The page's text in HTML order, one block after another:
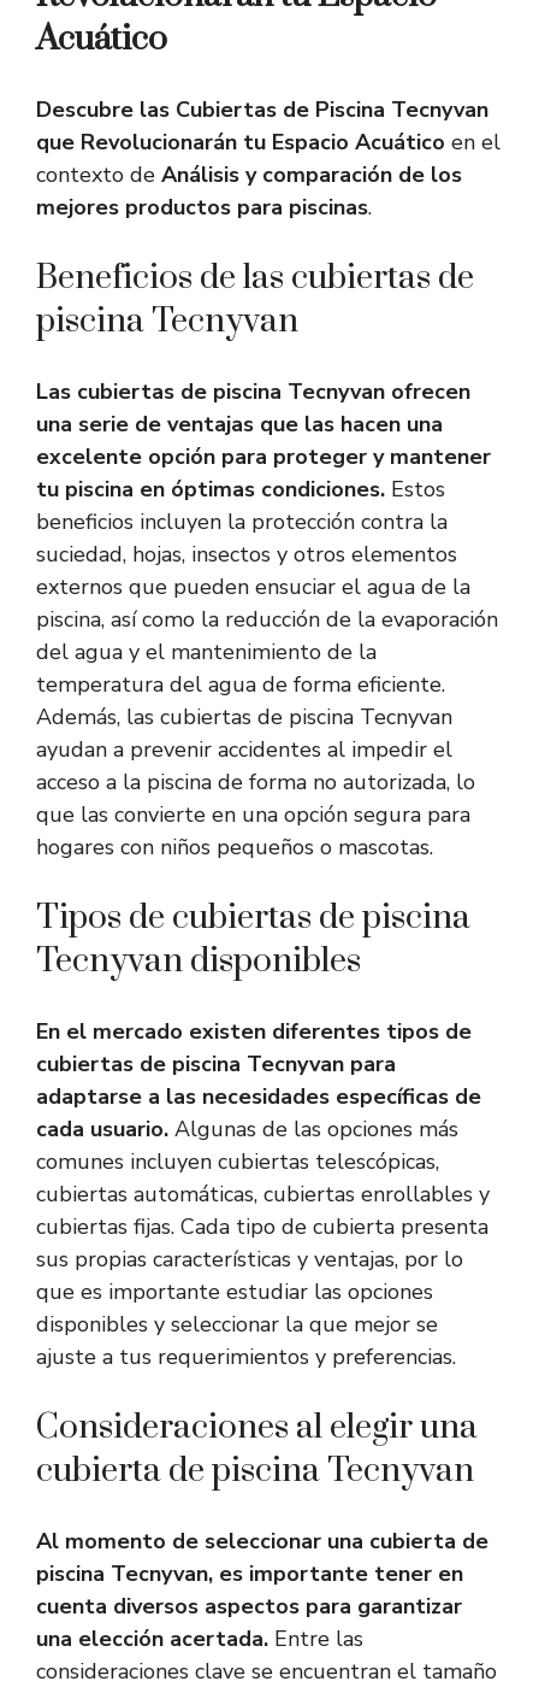
Acuático
Descubre las Cubiertas de Piscina Tecnyvan
que Revolucionarán tu Espacio Acuático en el
contexto de Análisis y comparación de los
mejores productos para piscinas.
Beneficios de las cubiertas de
piscina Tecnyvan
Las cubiertas de piscina Tecnyvan ofrecen
una serie de ventajas que las hacen una
excelente opción para proteger y mantener
tu piscina en óptimas condiciones. Estos
beneficios incluyen la protección contra la
suciedad, hojas, insectos y otros elementos
externos que pueden ensuciar el agua de la
piscina, así como la reducción de la evaporación
del agua y el mantenimiento de la
temperatura del agua de forma eficiente.
Además, las cubiertas de piscina Tecnyvan
ayudan a prevenir accidentes al impedir el
acceso a la piscina de forma no autorizada, lo
que las convierte en una opción segura para
hogares con niños pequeños o mascotas.
Tipos de cubiertas de piscina
Tecnyvan disponibles
En el mercado existen diferentes tipos de
cubiertas de piscina Tecnyvan para
adaptarse a las necesidades específicas de
cada usuario. Algunas de las opciones más
comunes incluyen cubiertas telescópicas,
cubiertas automáticas, cubiertas enrollables y
cubiertas fijas. Cada tipo de cubierta presenta
sus propias características y ventajas, por lo
que es importante estudiar las opciones
disponibles y seleccionar la que mejor se
ajuste a tus requerimientos y preferencias.
Consideraciones al elegir una
cubierta de piscina Tecnyvan
Al momento de seleccionar una cubierta de
piscina Tecnyvan, es importante tener en
cuenta diversos aspectos para garantizar
una elección acertada. Entre las
consideraciones clave se encuentran el tamaño